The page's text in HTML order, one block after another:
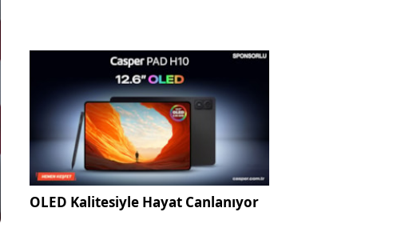
OLED Kalitesiyle Hayat Canlanıyor